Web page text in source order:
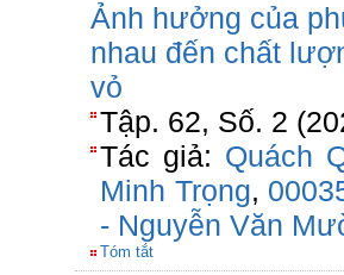
Ảnh hưởng của
nhau đến chất
vỏ
Tập. 62, Số. 2
Tác giả: Quách
Minh Trọng,
- Nguyễn Văn
Tóm tắt